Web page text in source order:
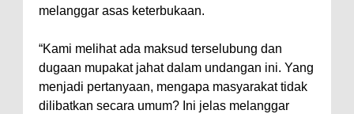
melanggar asas keterbukaan.
“Kami melihat ada maksud terselubung dan
dugaan mupakat jahat dalam undangan ini. Yang
menjadi pertanyaan, mengapa masyarakat tidak
dilibatkan secara umum? Ini jelas melanggar